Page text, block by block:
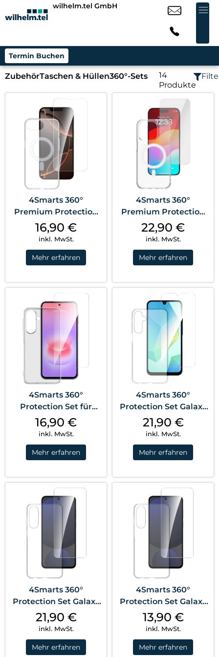
wilhelm.tel GmbH
Termin Buchen
ZubehörTaschen & Hüllen360°-Sets
14
Produkte
4Smarts 360°
Premium Protection
Set für Apple iPhone
17e/16e MagSafe-
Transparent
16,90 €
inkl. MwSt.
Mehr erfahren
4Smarts 360°
Premium Protection
Set iPhone 15 Plus
MagSafe Transparent
22,90 €
inkl. MwSt.
Mehr erfahren
4Smarts 360°
Protection Set für
Samsung Galaxy A27
5G Transparent
16,90 €
inkl. MwSt.
Mehr erfahren
4Smarts 360°
Protection Set Galaxy
A16 Transparent
21,90 €
inkl. MwSt.
Mehr erfahren
4Smarts 360°
Protection Set Galaxy
A36 Transparent
21,90 €
inkl. MwSt.
Mehr erfahren
4Smarts 360°
Protection Set Galaxy
A56 Transparent
13,90 €
inkl. MwSt.
Mehr erfahren